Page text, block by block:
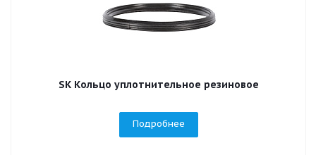
SK Кольцо уплотнительное резиновое
Подробнее